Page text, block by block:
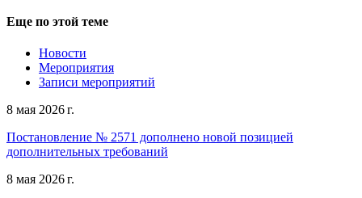
Еще по этой теме
Новости
Мероприятия
Записи мероприятий
8 мая 2026 г.
Постановление № 2571 дополнено новой позицией
дополнительных требований
8 мая 2026 г.